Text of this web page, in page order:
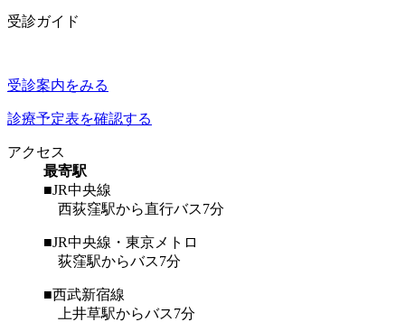
受診ガイド
受診案内をみる
診療予定表を確認する
アクセス
最寄駅
■JR中央線
西荻窪駅から直行バス7分
■JR中央線・東京メトロ
荻窪駅からバス7分
■西武新宿線
上井草駅からバス7分